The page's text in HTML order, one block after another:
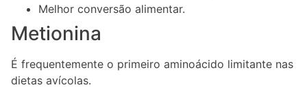
Melhor conversão alimentar.
Metionina
É frequentemente o primeiro aminoácido limitante nas
dietas avícolas.